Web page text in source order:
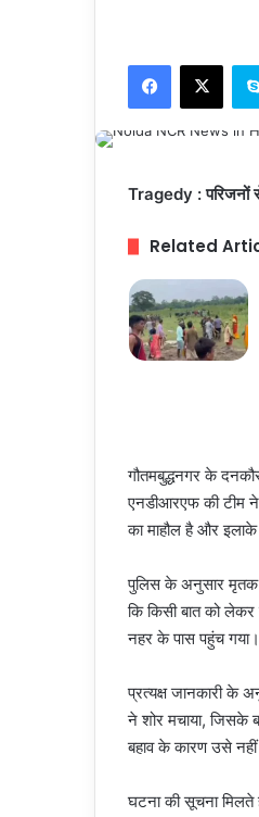
Facebook
X
Tragedy : परिजनों
Related
गौतमबुद्धनगर के
एनडीआरएफ की टीम ने
का माहौल है और
पुलिस के अनुसार मृतक
कि किसी बात को
नहर के पास पहुंच गया।
प्रत्यक्ष जानकारी के
ने शोर मचाया, जिसके
बहाव के कारण उसे नहीं
घटना की सूचना